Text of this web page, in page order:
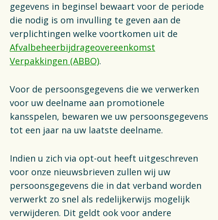
gegevens in beginsel bewaart voor de periode
die nodig is om invulling te geven aan de
verplichtingen welke voortkomen uit de
Afvalbeheerbijdrageovereenkomst
Verpakkingen (ABBO).
Voor de persoonsgegevens die we verwerken
voor uw deelname aan promotionele
kansspelen, bewaren we uw persoonsgegevens
tot een jaar na uw laatste deelname.
Indien u zich via opt-out heeft uitgeschreven
voor onze nieuwsbrieven zullen wij uw
persoonsgegevens die in dat verband worden
verwerkt zo snel als redelijkerwijs mogelijk
verwijderen. Dit geldt ook voor andere